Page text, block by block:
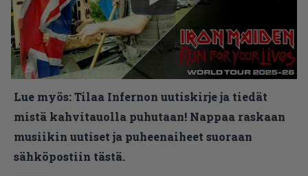
Lue myös:Tilaa Infernon uutiskirje ja tiedät
mistä kahvitauolla puhutaan! Nappaa raskaan
musiikin uutiset ja puheenaiheet suoraan
sähköpostiin tästä.